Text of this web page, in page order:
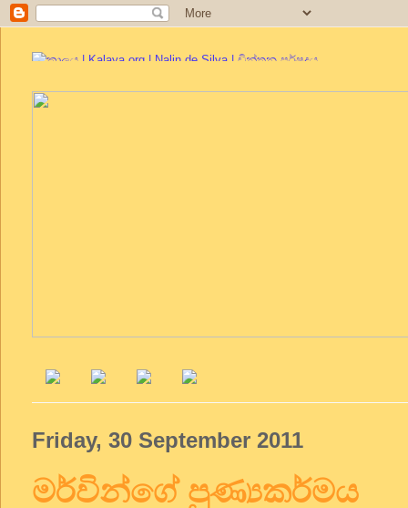
Friday, 30 September 2011
මර්වින්ගේ පුණ්‍යකර්මය